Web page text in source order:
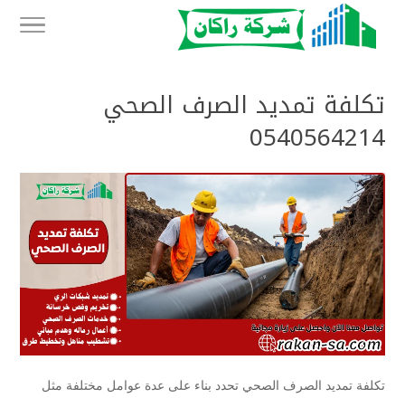
تكلفة تمديد الصرف الصحي
0540564214
تكلفة تمديد الصرف الصحي تحدد بناء على عدة عوامل مختلفة مثل